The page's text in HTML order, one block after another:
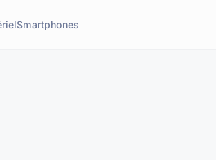
Smartphones